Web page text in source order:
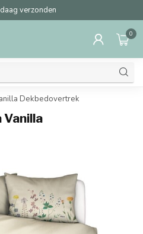
verzonden
0
Dekbedovertrek